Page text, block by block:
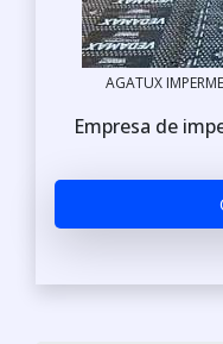
AGATUX
Empresa de